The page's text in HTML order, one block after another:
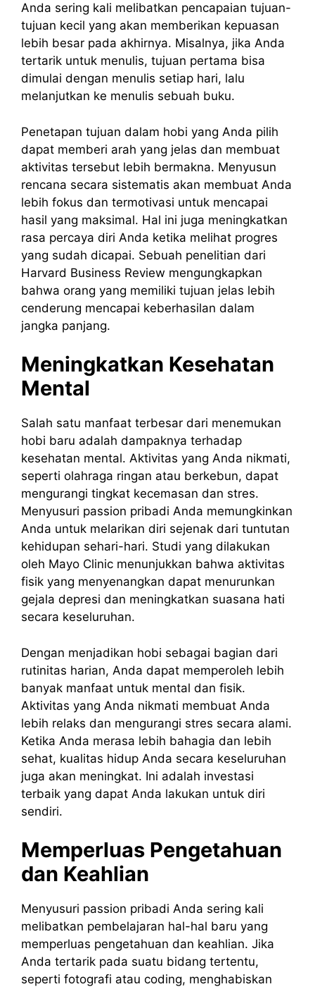
Anda sering kali melibatkan pencapaian tujuan-
tujuan kecil yang akan memberikan kepuasan
lebih besar pada akhirnya. Misalnya, jika Anda
tertarik untuk menulis, tujuan pertama bisa
dimulai dengan menulis setiap hari, lalu
melanjutkan ke menulis sebuah buku.
Penetapan tujuan dalam hobi yang Anda pilih
dapat memberi arah yang jelas dan membuat
aktivitas tersebut lebih bermakna. Menyusun
rencana secara sistematis akan membuat Anda
lebih fokus dan termotivasi untuk mencapai
hasil yang maksimal. Hal ini juga meningkatkan
rasa percaya diri Anda ketika melihat progres
yang sudah dicapai. Sebuah penelitian dari
Harvard Business Review mengungkapkan
bahwa orang yang memiliki tujuan jelas lebih
cenderung mencapai keberhasilan dalam
jangka panjang.
Meningkatkan Kesehatan
Mental
Salah satu manfaat terbesar dari menemukan
hobi baru adalah dampaknya terhadap
kesehatan mental. Aktivitas yang Anda nikmati,
seperti olahraga ringan atau berkebun, dapat
mengurangi tingkat kecemasan dan stres.
Menyusuri passion pribadi Anda memungkinkan
Anda untuk melarikan diri sejenak dari tuntutan
kehidupan sehari-hari. Studi yang dilakukan
oleh Mayo Clinic menunjukkan bahwa aktivitas
fisik yang menyenangkan dapat menurunkan
gejala depresi dan meningkatkan suasana hati
secara keseluruhan.
Dengan menjadikan hobi sebagai bagian dari
rutinitas harian, Anda dapat memperoleh lebih
banyak manfaat untuk mental dan fisik.
Aktivitas yang Anda nikmati membuat Anda
lebih relaks dan mengurangi stres secara alami.
Ketika Anda merasa lebih bahagia dan lebih
sehat, kualitas hidup Anda secara keseluruhan
juga akan meningkat. Ini adalah investasi
terbaik yang dapat Anda lakukan untuk diri
sendiri.
Memperluas Pengetahuan
dan Keahlian
Menyusuri passion pribadi Anda sering kali
melibatkan pembelajaran hal-hal baru yang
memperluas pengetahuan dan keahlian. Jika
Anda tertarik pada suatu bidang tertentu,
seperti fotografi atau coding, menghabiskan